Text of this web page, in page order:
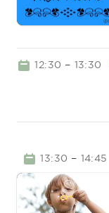
TIME12:30 – 13:30
TIME13:30 – 14:45